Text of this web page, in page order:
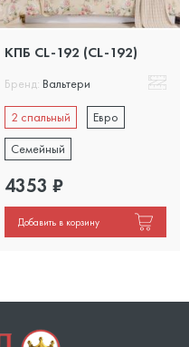
КПБ CL-192 (CL-192)
Бренд: Вальтери
2 спальный
Евро
Семейный
4353 ₽
Добавить в корзину